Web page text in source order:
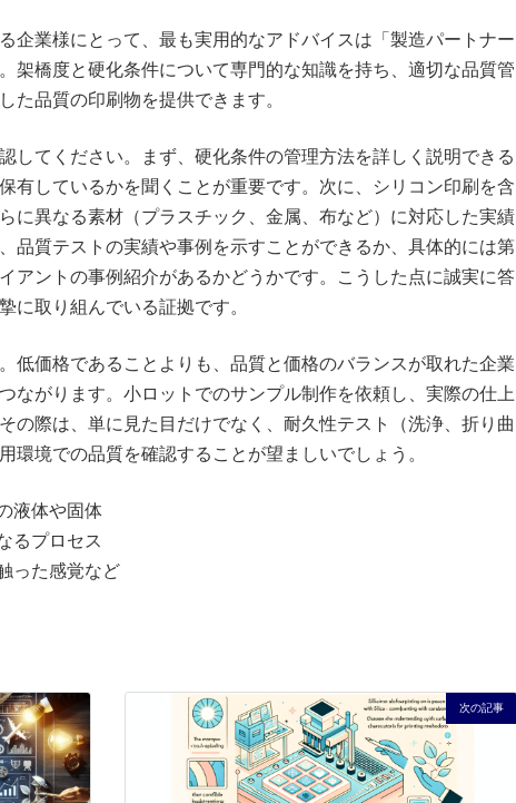
企業様にとって、最も実用的なアドバイスは「製造パートナー
架橋度と硬化条件について専門的な知識を持ち、適切な品質管
た品質の印刷物を提供できます。
してください。まず、硬化条件の管理方法を詳しく説明できる
有しているかを聞くことが重要です。次に、シリコン印刷を含
に異なる素材（プラスチック、金属、布など）に対応した実績
品質テストの実績や事例を示すことができるか、具体的には第
アントの事例紹介があるかどうかです。こうした点に誠実に答
に取り組んでいる証拠です。
低価格であることよりも、品質と価格のバランスが取れた企業
ながります。小ロットでのサンプル制作を依頼し、実際の仕上
の際は、単に見た目だけでなく、耐久性テスト（洗浄、折り曲
環境での品質を確認することが望ましいでしょう。
液体や固体
るプロセス
った感覚など
次の記事